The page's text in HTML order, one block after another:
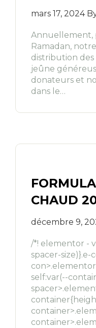
mars 17, 2024
Annuellement,
Ramadan,
distribution
jeûne
donateurs et
dans le…
CHAUD
décembre 9,
/*! elementor -
spacer-
self:var(--